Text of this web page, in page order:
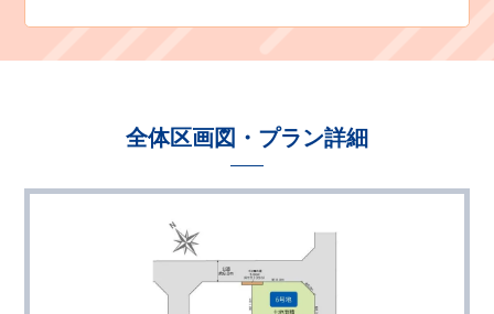
全体区画図・プラン詳細